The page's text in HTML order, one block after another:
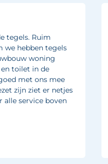
tegels. Ruim
we hebben tegels
woning
toilet in de
met ons mee
zijn ziet er netjes
alle service boven